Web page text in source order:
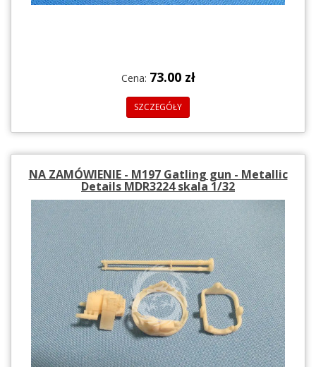
Cena: 73.00 zł
SZCZEGÓŁY
NA ZAMÓWIENIE - M197 Gatling gun - Metallic
Details MDR3224 skala 1/32